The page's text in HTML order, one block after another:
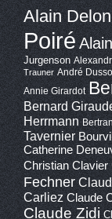
Alain Delon
Poiré
Jurgenson
Trauner André
Annie Girardot
Bernard
Herrmann
Tavernier Bourvil
Catherine
Christian Clavier
Fechner
Carliez Claude
Claude Zidi